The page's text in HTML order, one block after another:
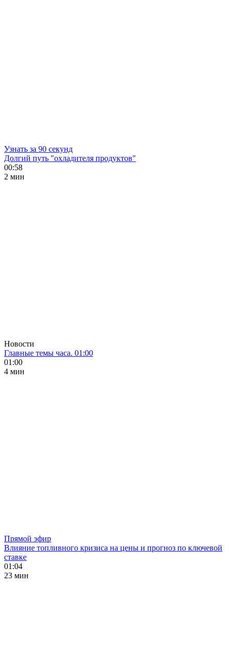
Узнать за 90 секунд
Долгий путь "охладителя продуктов"
00:58
2 мин
Новости
Главные темы часа. 01:00
01:00
4 мин
Прямой эфир
Влияние топливного кризиса на цены и прогноз по ключевой
ставке
01:04
23 мин